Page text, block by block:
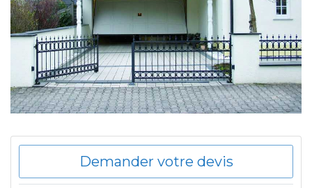
Demander votre devis